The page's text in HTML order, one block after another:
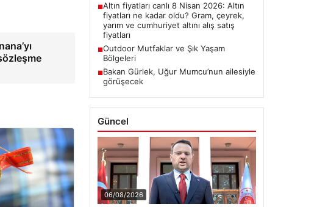
■Altın fiyatları canlı 8 Nisan 2026: Altın
fiyatları ne kadar oldu? Gram, çeyrek,
yarım ve cumhuriyet altını alış satış
fiyatları
■Outdoor Mutfaklar ve Şık Yaşam
Bölgeleri
■Bakan Gürlek, Uğur Mumcu’nun ailesiyle
görüşecek
Güncel
06/08/2026